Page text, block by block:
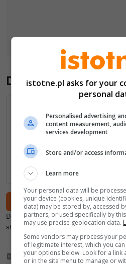
Dodaj komentarz
Dodając akceptujeszregulaminoraz
stały podpis, zaloguj się.
istotne.pl asks for your
personal
Personalised advertising
content measurement,
services development
Store and/or access
Learn more
Your personal data will be
your device (cookies, unique
data) may be stored by, accessed
partners, or used specifically by
may use precise geolocation data.
Some vendors may process your
of legitimate interest, which you
your options below. Look for a link
or in the site menu to manage or